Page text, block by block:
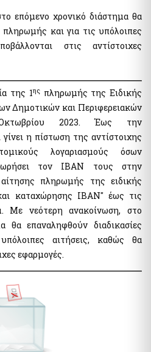
(Α.Α.Δ.Ε.)
conference or telephone
presence (General
from the Gener. Secret.
Debt Management of the
video conference, telephone
from the Preventive
of the Fire Brigade of
service by the Greek
Fan Clubs
Municipal Elections 2023
Animals
development of chatbots
Payment Service for
Payment Service for
25 2023
επόμενο χρονικό διάστημα θα
και για τις υπόλοιπες
στις αντίστοιχες
της 1ηςπληρωμής της Ειδικής
Δημοτικών και Περιφερειακών
2023. Έως την
η πίστωση της αντίστοιχης
λογαριασμούς όσων
τον ΙΒΑΝ τους στην
πληρωμής της ειδικής
καταχώρησης ΙΒΑΝ" έως τις
Με νεότερη ανακοίνωση, στο
θα επαναληφθούν διαδικασίες
αιτήσεις, καθώς θα
εφαρμογές.